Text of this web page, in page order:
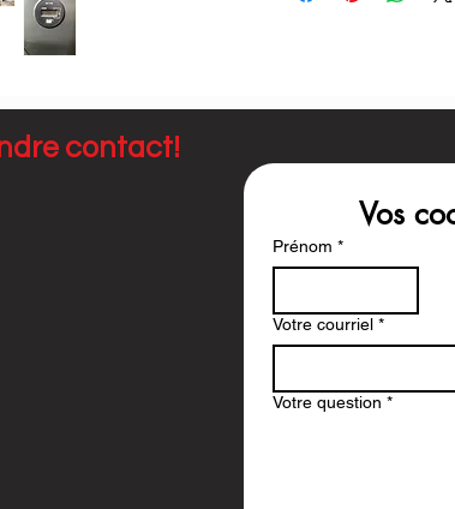
contact!
Vos
Prénom *
Votre courriel *
Votre question *